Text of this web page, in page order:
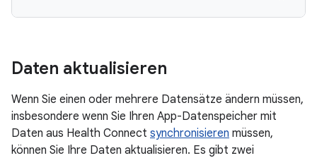
Daten aktualisieren
Wenn Sie einen oder mehrere Datensätze ändern müssen,
insbesondere wenn Sie Ihren App-Datenspeicher mit
Daten aus Health Connect synchronisieren müssen,
können Sie Ihre Daten aktualisieren. Es gibt zwei